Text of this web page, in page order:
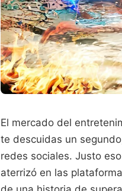
El mercado del
te descuidas un
redes sociales. Justo
aterrizó en las